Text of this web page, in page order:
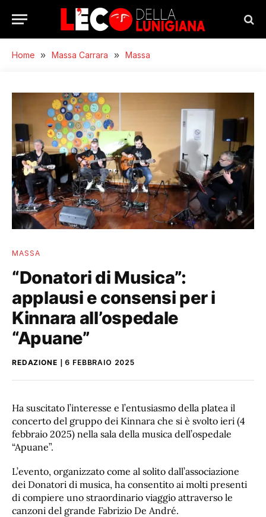
Home » Massa Carrara » Massa
MASSA
“Donatori di Musica”:
applausi e consensi per i
Kinnara all’ospedale
“Apuane”
REDAZIONE 6 FEBBRAIO 2025
Ha suscitato l’interesse e l’entusiasmo della platea il
concerto del gruppo dei Kinnara che si è svolto ieri (4
febbraio 2025) nella sala della musica dell’ospedale
“Apuane”.
L’evento, organizzato come al solito dall’associazione
dei Donatori di musica, ha consentito ai molti presenti
di compiere uno straordinario viaggio attraverso le
canzoni del grande Fabrizio De André.